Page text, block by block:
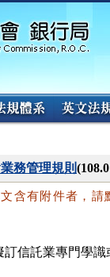
務管理規則
含有附件者，請
訂信託業專門學